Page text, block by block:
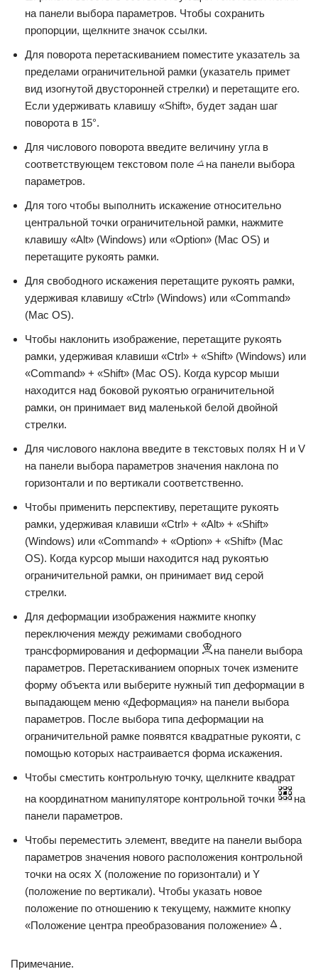
на панели выбора параметров. Чтобы сохранить
пропорции, щелкните значок ссылки.
Для поворота перетаскиванием поместите указатель за
пределами ограничительной рамки (указатель примет
вид изогнутой двусторонней стрелки) и перетащите его.
Если удерживать клавишу «Shift», будет задан шаг
поворота в 15°.
Для числового поворота введите величину угла в
соответствующем текстовом поле
на панели выбора
параметров.
Для того чтобы выполнить искажение относительно
центральной точки ограничительной рамки, нажмите
клавишу «Alt» (Windows) или «Option» (Mac OS) и
перетащите рукоять рамки.
Для свободного искажения перетащите рукоять рамки,
удерживая клавишу «Ctrl» (Windows) или «Command»
(Mac OS).
Чтобы наклонить изображение, перетащите рукоять
рамки, удерживая клавиши «Ctrl» + «Shift» (Windows) или
«Command» + «Shift» (Mac OS). Когда курсор мыши
находится над боковой рукоятью ограничительной
рамки, он принимает вид маленькой белой двойной
стрелки.
Для числового наклона введите в текстовых полях H и V
на панели выбора параметров значения наклона по
горизонтали и по вертикали соответственно.
Чтобы применить перспективу, перетащите рукоять
рамки, удерживая клавиши «Ctrl» + «Alt» + «Shift»
(Windows) или «Command» + «Option» + «Shift» (Mac
OS). Когда курсор мыши находится над рукоятью
ограничительной рамки, он принимает вид серой
стрелки.
Для деформации изображения нажмите кнопку
переключения между режимами свободного
трансформирования и деформации
на панели выбора
параметров. Перетаскиванием опорных точек измените
форму объекта или выберите нужный тип деформации в
выпадающем меню «Деформация» на панели выбора
параметров. После выбора типа деформации на
ограничительной рамке появятся квадратные рукояти, с
помощью которых настраивается форма искажения.
Чтобы сместить контрольную точку, щелкните квадрат
на координатном манипуляторе контрольной точки
на
панели параметров.
Чтобы переместить элемент, введите на панели выбора
параметров значения нового расположения контрольной
точки на осях X (положение по горизонтали) и Y
(положение по вертикали). Чтобы указать новое
положение по отношению к текущему, нажмите кнопку
«Положение центра преобразования положение»
.
Примечание.